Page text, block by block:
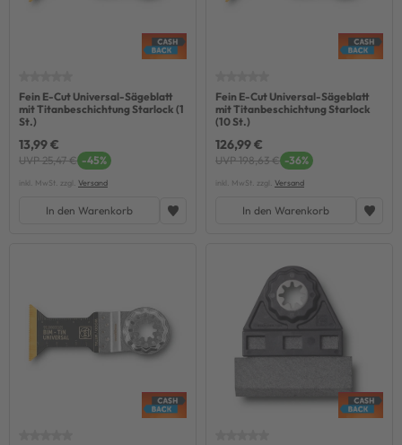
Fein E-Cut Universal-Sägeblatt
mit Titanbeschichtung Starlock (1
St.)
13,99 €
UVP 25,47 € -45%
inkl. MwSt. zzgl. Versand
In den Warenkorb
Fein E-Cut Universal-Sägeblatt
mit Titanbeschichtung Starlock
(10 St.)
126,99 €
UVP 198,63 € -36%
inkl. MwSt. zzgl. Versand
In den Warenkorb